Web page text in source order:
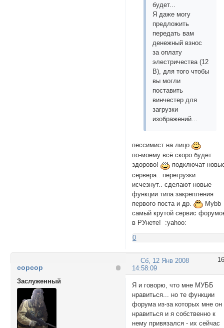
будет...
Я даже могу
предложить
передать вам
денежный взнос
за оплату
элестричества (12
В), для того чтобы
вы могли
поставить
винчестер для
загрузки
изображений...
пессимист на лицо
по-моему всё скоро будет
здорово!
подключат
сервера.. перегрузки
исчезнут.. сделают новые
функции типа закрепления
первого поста и др.
Mybb
самый крутой сервис
в РУнете! :yahoo:
0
16
Сб, 12 Янв 2008
14:58:09
copcop
Заслуженный
Я и говорю, что мне МУББ
нравиться... но те функции
форума из-за которых мне он
нравиться и я собственно к
нему привязался - их сейчас